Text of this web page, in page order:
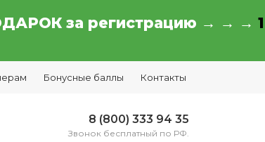
за регистрацию → → →
Бонусные баллы Контакты
8 (800) 333 94 35
Звонок бесплатный по РФ.